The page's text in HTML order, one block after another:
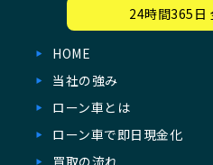
24時間365⽇
HOME
当社の強み
ローン車とは
ローン⾞で即⽇現⾦化
買取の流れ